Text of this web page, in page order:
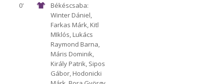
1912 Előre
0'
Békéscsaba:
Winter Dániel,
Farkas Márk, Kitl
MIklós, Lukács
Raymond Barna,
Máris Dominik,
Király Patrik, Sipos
Gábor, Hodonicki